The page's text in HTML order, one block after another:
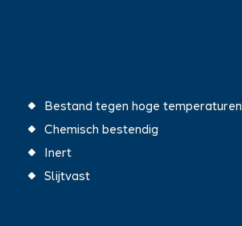
Bestand tegen hoge temperaturen
Chemisch bestendig
Inert
Slijtvast